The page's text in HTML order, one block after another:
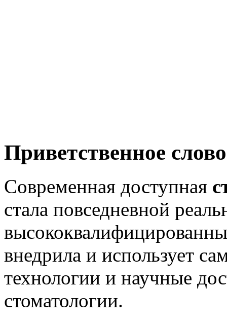
Приветственное
Современная доступная
стала повседневной
внедрила и использует
технологии и научные
стоматологии.